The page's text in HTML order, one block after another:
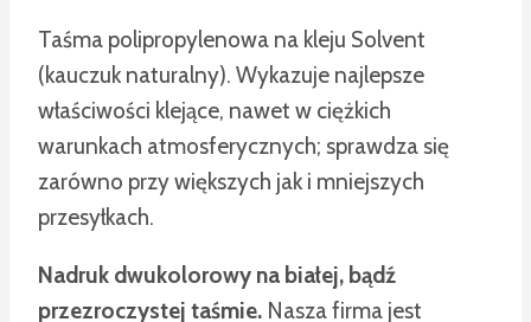
Taśma polipropylenowa na kleju Solvent
(kauczuk naturalny). Wykazuje najlepsze
właściwości klejące, nawet w ciężkich
warunkach atmosferycznych; sprawdza się
zarówno przy większych jak i mniejszych
przesyłkach.
Nadruk dwukolorowy na białej, bądź
przezroczystej taśmie. Nasza firma jest